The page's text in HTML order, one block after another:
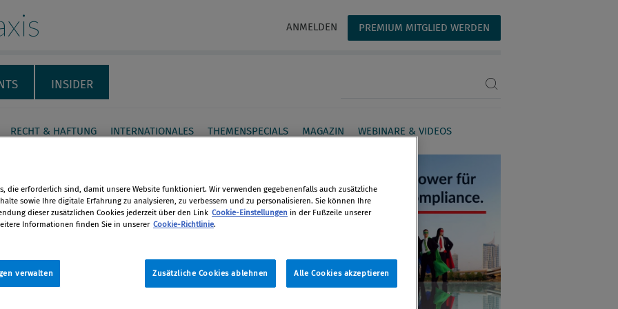
ANMELDEN PREMIUM MITGLIED WERDEN
INSIDER
RECHT & HAFTUNG INTERNATIONALES THEMENSPECIALS MAGAZIN WEBINARE & VIDEOS
Ein Schlüssel
von Compliance
des Compliance
Systems bis zur Festigung von
– ist Kommunikation ein
die erforderlich sind, damit unsere Website funktioniert. Wir verwenden gegebenenfalls auch zusätzliche
sowie Ihre digitale Erfahrung zu analysieren, zu verbessern und zu personalisieren. Sie können Ihre
dieser zusätzlichen Cookies jederzeit über den Link Cookie-Einstellungen in der Fußzeile unserer
Informationen finden Sie in unserer Cookie-Richtlinie.
Zusätzliche Cookies ablehnen Alle Cookies akzeptieren
verwalten